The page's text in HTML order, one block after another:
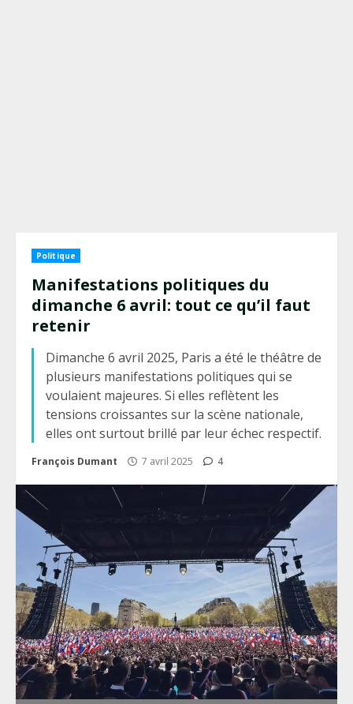
Politique
Manifestations politiques du
dimanche 6 avril: tout ce qu’il faut
retenir
Dimanche 6 avril 2025, Paris a été le théâtre de
plusieurs manifestations politiques qui se
voulaient majeures. Si elles reflètent les
tensions croissantes sur la scène nationale,
elles ont surtout brillé par leur échec respectif.
François Dumant 7 avril 2025 4